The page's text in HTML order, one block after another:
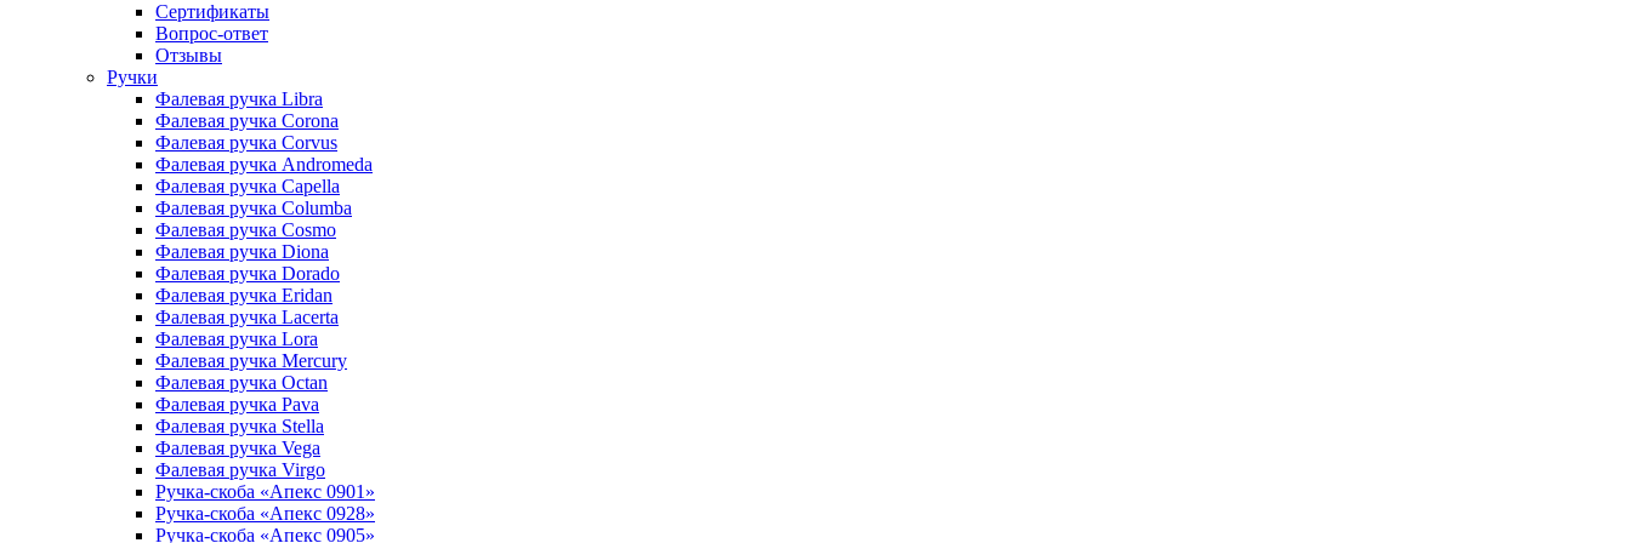
Сертификаты
Вопрос-ответ
Отзывы
Ручки
Фалевая ручка Libra
Фалевая ручка Corona
Фалевая ручка Corvus
Фалевая ручка Andromeda
Фалевая ручка Capella
Фалевая ручка Columba
Фалевая ручка Cosmo
Фалевая ручка Diona
Фалевая ручка Dorado
Фалевая ручка Eridan
Фалевая ручка Lacerta
Фалевая ручка Lora
Фалевая ручка Mercury
Фалевая ручка Octan
Фалевая ручка Pava
Фалевая ручка Stella
Фалевая ручка Vega
Фалевая ручка Virgo
Ручка-скоба «Апекс 0901»
Ручка-скоба «Апекс 0928»
Ручка-скоба «Апекс 0905»